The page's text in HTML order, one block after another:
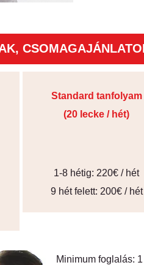
Standard tanfolyam
(20 lecke / hét)
1-8 hétig: 220€ / hét
9 hét felett: 200€ / hét
Minimum foglalás: